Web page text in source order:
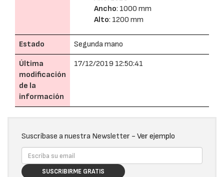
Ancho: 1000 mm
Alto: 1200 mm
Estado Segunda mano
Última
modificación
de la
información
17/12/2019 12:50:41
Suscríbase a nuestra Newsletter - Ver ejemplo
SUSCRIBIRME GRATIS